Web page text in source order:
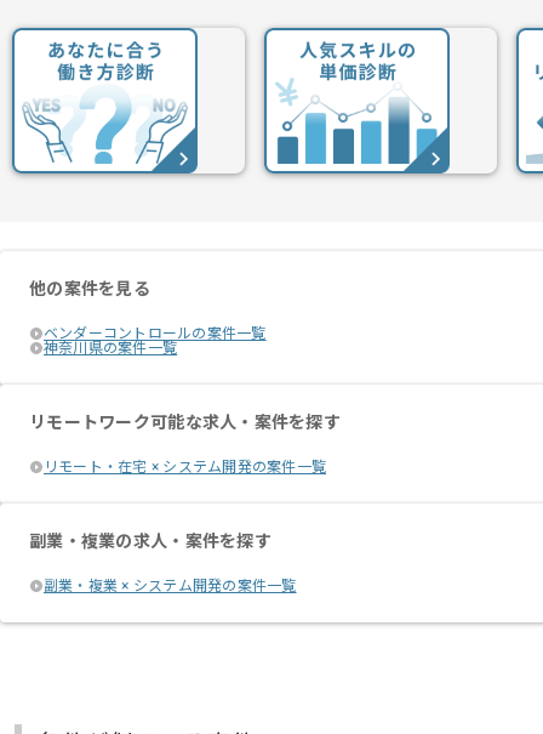
他の案件を見る
ベンダーコントロールの案件一覧
神奈川県の案件一覧
リモートワーク可能な求人・案件を探す
リモート・在宅 × システム開発の案件一覧
副業・複業の求人・案件を探す
副業・複業 × システム開発の案件一覧